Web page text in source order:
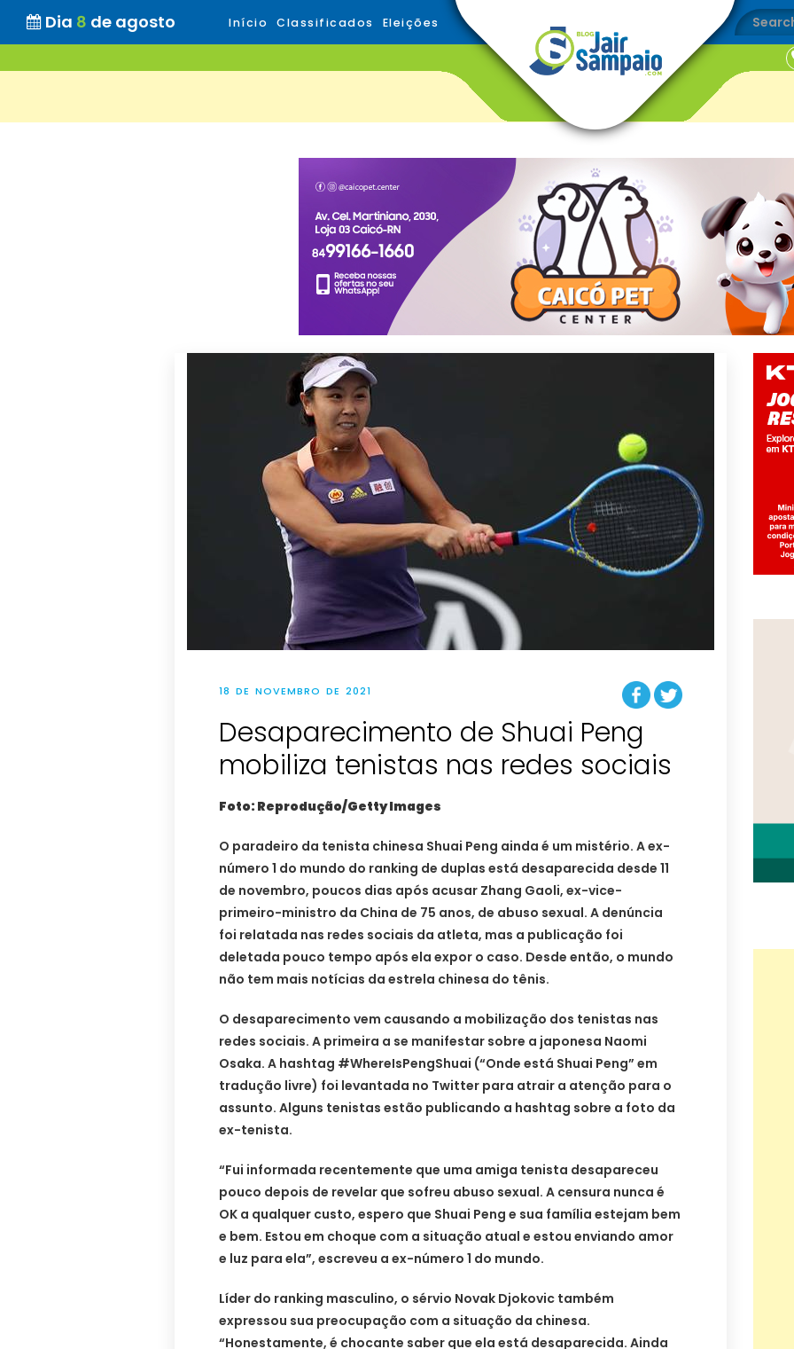
Dia 8 de agosto Início Classificados Eleições
18 DE NOVEMBRO DE 2021
Desaparecimento de Shuai Peng
mobiliza tenistas nas redes sociais
Foto: Reprodução/Getty Images
O paradeiro da tenista chinesa Shuai Peng ainda é um mistério. A ex-
número 1 do mundo do ranking de duplas está desaparecida desde 11
de novembro, poucos dias após acusar Zhang Gaoli, ex-vice-
primeiro-ministro da China de 75 anos, de abuso sexual. A denúncia
foi relatada nas redes sociais da atleta, mas a publicação foi
deletada pouco tempo após ela expor o caso. Desde então, o mundo
não tem mais notícias da estrela chinesa do tênis.
O desaparecimento vem causando a mobilização dos tenistas nas
redes sociais. A primeira a se manifestar sobre a japonesa Naomi
Osaka. A hashtag #WhereIsPengShuai (“Onde está Shuai Peng” em
tradução livre) foi levantada no Twitter para atrair a atenção para o
assunto. Alguns tenistas estão publicando a hashtag sobre a foto da
ex-tenista.
“Fui informada recentemente que uma amiga tenista desapareceu
pouco depois de revelar que sofreu abuso sexual. A censura nunca é
OK a qualquer custo, espero que Shuai Peng e sua família estejam bem
e bem. Estou em choque com a situação atual e estou enviando amor
e luz para ela”, escreveu a ex-número 1 do mundo.
Líder do ranking masculino, o sérvio Novak Djokovic também
expressou sua preocupação com a situação da chinesa.
“Honestamente, é chocante saber que ela está desaparecida. Ainda